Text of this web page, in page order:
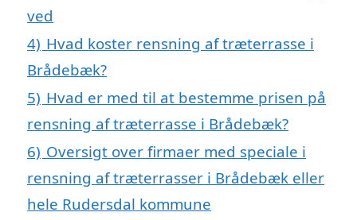
ved
4) Hvad koster rensning af træterrasse i
Brådebæk?
5) Hvad er med til at bestemme prisen på
rensning af træterrasse i Brådebæk?
6) Oversigt over firmaer med speciale i
rensning af træterrasser i Brådebæk eller
hele Rudersdal kommune